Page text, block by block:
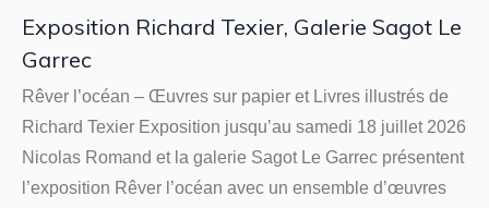
Exposition Richard Texier, Galerie Sagot Le
Garrec
Rêver l’océan – Œuvres sur papier et Livres illustrés de
Richard Texier Exposition jusqu’au samedi 18 juillet 2026
Nicolas Romand et la galerie Sagot Le Garrec présentent
l’exposition Rêver l’océan avec un ensemble d’œuvres